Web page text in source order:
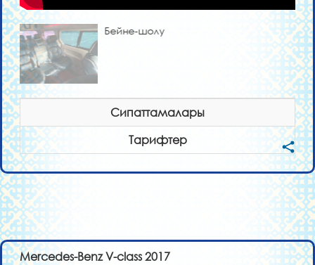
Бейне-шолу
Сипаттамалары
Тарифтер
Mercedes-Benz V-class 2017